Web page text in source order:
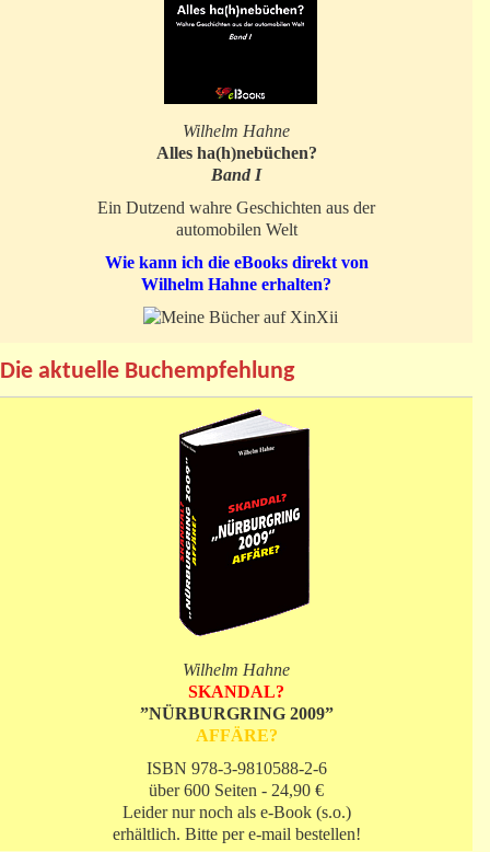
Wilhelm Hahne
Alles ha(h)nebüchen?
Band I
Ein Dutzend wahre Geschichten aus der
automobilen Welt
Wie kann ich die eBooks direkt von
Wilhelm Hahne erhalten?
Die aktuelle Buchempfehlung
Wilhelm Hahne
SKANDAL?
”NÜRBURGRING 2009”
AFFÄRE?
ISBN 978-3-9810588-2-6
über 600 Seiten - 24,90 €
Leider nur noch als e-Book (s.o.)
erhältlich. Bitte per e-mail bestellen!